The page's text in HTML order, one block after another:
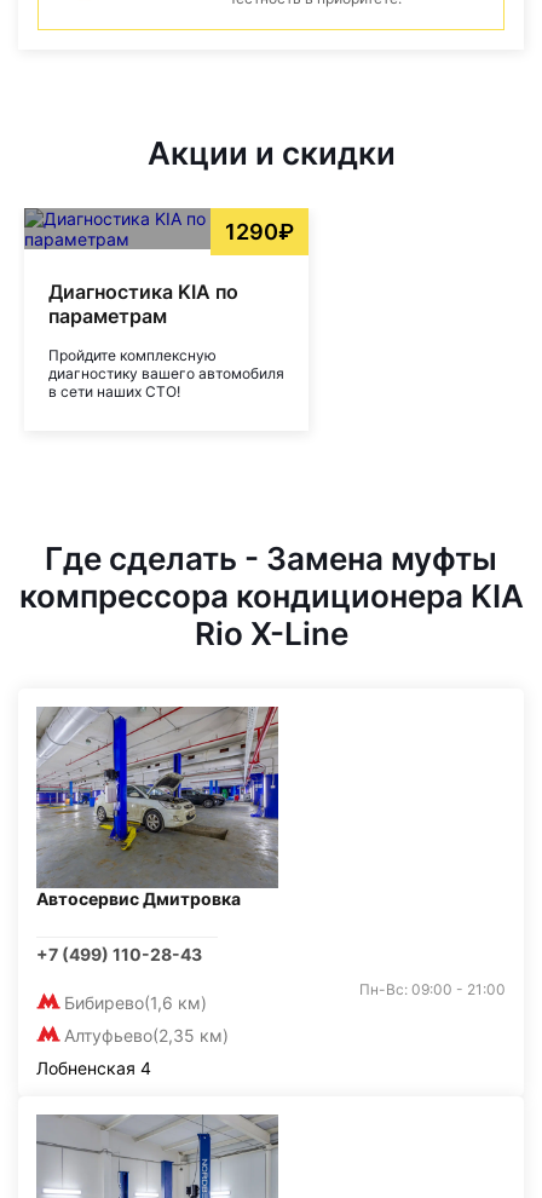
Акции и скидки
1290₽
Диагностика KIA по
параметрам
Пройдите комплексную
диагностику вашего автомобиля
в сети наших СТО!
Где сделать - Замена муфты
компрессора кондиционера KIA
Rio X-Line
Автосервис Дмитровка
+7 (499) 110-28-43
Бибирево(1,6 км)
Алтуфьево(2,35 км)
Пн-Вс: 09:00 - 21:00
Лобненская 4